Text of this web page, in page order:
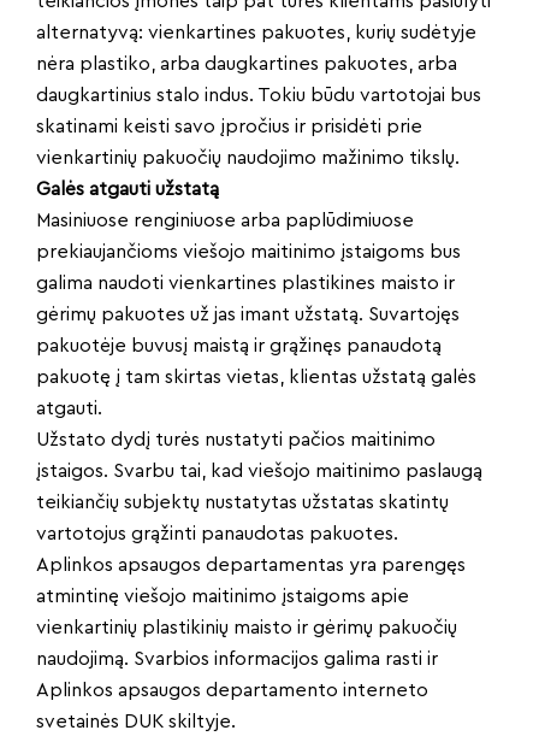
alternatyvą: vienkartines pakuotes, kurių sudėtyje
nėra plastiko, arba daugkartines pakuotes, arba
daugkartinius stalo indus. Tokiu būdu vartotojai bus
skatinami keisti savo įpročius ir prisidėti prie
vienkartinių pakuočių naudojimo mažinimo tikslų.
Galės atgauti užstatą
Masiniuose renginiuose arba paplūdimiuose
prekiaujančioms viešojo maitinimo įstaigoms bus
galima naudoti vienkartines plastikines maisto ir
gėrimų pakuotes už jas imant užstatą. Suvartojęs
pakuotėje buvusį maistą ir grąžinęs panaudotą
pakuotę į tam skirtas vietas, klientas užstatą galės
atgauti.
Užstato dydį turės nustatyti pačios maitinimo
įstaigos. Svarbu tai, kad viešojo maitinimo paslaugą
teikiančių subjektų nustatytas užstatas skatintų
vartotojus grąžinti panaudotas pakuotes.
Aplinkos apsaugos departamentas yra parengęs
atmintinę viešojo maitinimo įstaigoms apie
vienkartinių plastikinių maisto ir gėrimų pakuočių
naudojimą. Svarbios informacijos galima rasti ir
Aplinkos apsaugos departamento interneto
svetainės DUK skiltyje.